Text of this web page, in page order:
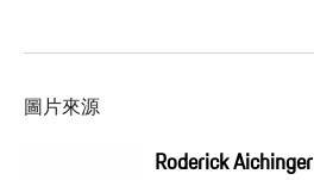
圖片來源
Roderick Aichinger